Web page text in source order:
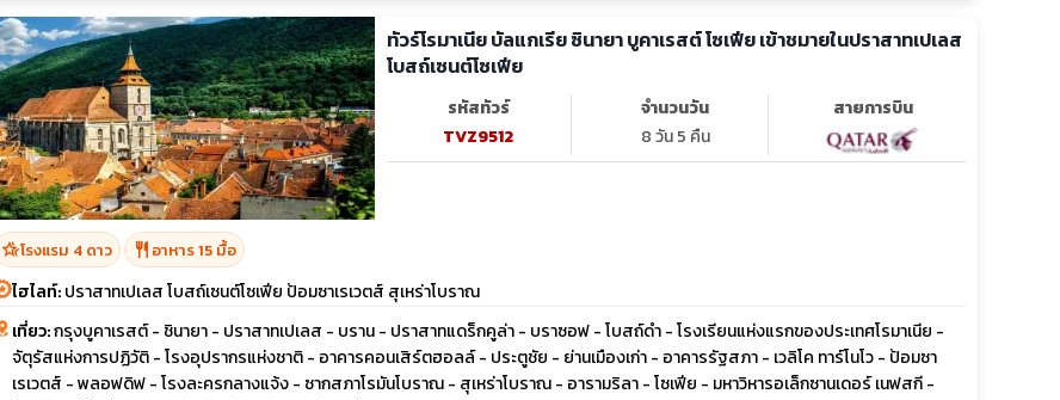
ทัวร์โรมาเนีย บัลแกเรีย ซินายา บูคาเรสต์ โซเฟีย เข้าชมายในปราสาทเปเลส
โบสถ์เซนต์โซเฟีย
รหัสทัวร์
TVZ9512
จำนวนวัน
8 วัน 5 คืน
สายการบิน
hotel_classโรงแรม 4 ดาว restaurant อาหาร 15 มื้อ
ไฮไลท์:ปราสาทเปเลส โบสถ์เซนต์โซเฟีย ป้อมซาเรเวตส์ สุเหร่าโบราณ
เที่ยว:กรุงบูคาเรสต์ - ชินายา - ปราสาทเปเลส - บราน - ปราสาทแดร็กคูล่า - บราซอฟ - โบสถ์ดำ - โรงเรียนแห่งแรกของประเทศโรมาเนีย -
จัตุรัสแห่งการปฏิวัติ - โรงอุปรากรแห่งชาติ - อาคารคอนเสิร์ตฮอลล์ - ประตูชัย - ย่านเมืองเก่า - อาคารรัฐสภา - เวลิโค ทาร์โนโว - ป้อมซา
เรเวตส์ - พลอฟดิฟ - โรงละครกลางแจ้ง - ซากสภาโรมันโบราณ - สุเหร่าโบราณ - อารามริลา - โซเฟีย - มหาวิหารอเล็กซานเดอร์ เนฟสกี -